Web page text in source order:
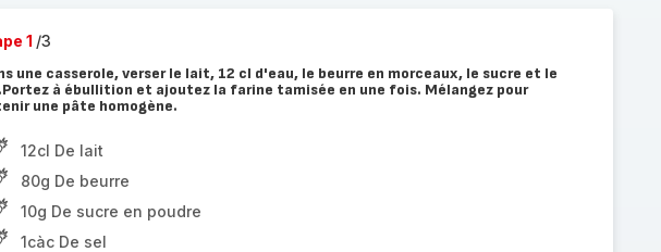
1 /3
une casserole, verser le lait, 12 cl d'eau, le beurre en morceaux, le sucre et le
à ébullition et ajoutez la farine tamisée en une fois. Mélangez pour
une pâte homogène.
12cl De lait
80g De beurre
10g De sucre en poudre
1càc De sel